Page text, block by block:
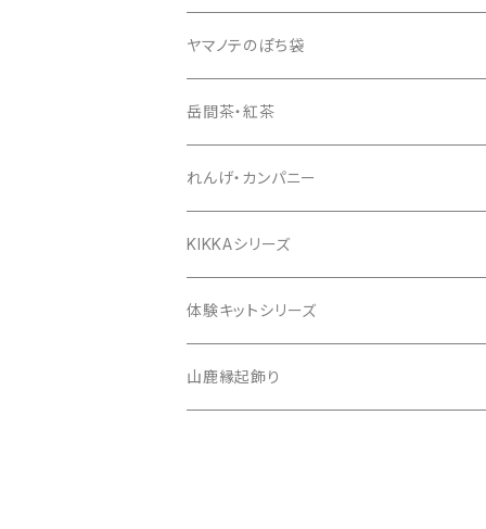
ヤマノテのぽち袋
岳間茶・紅茶
れんげ・カンパニー
KIKKAシリーズ
体験キットシリーズ
山鹿縁起飾り